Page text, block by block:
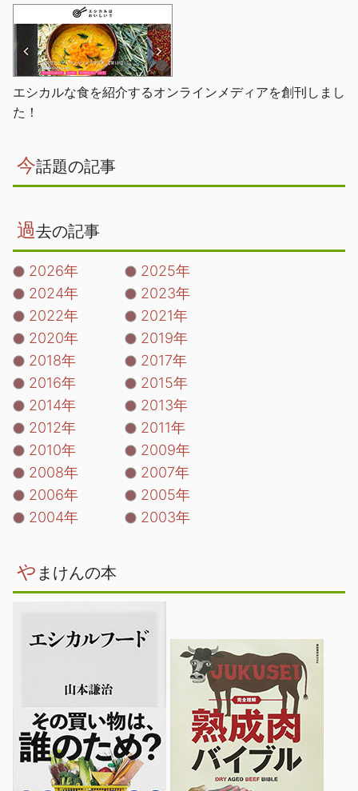
エシカルな食を紹介するオンラインメディアを創刊しまし
た！
今話題の記事
過去の記事
2026年
2025年
2024年
2023年
2022年
2021年
2020年
2019年
2018年
2017年
2016年
2015年
2014年
2013年
2012年
2011年
2010年
2009年
2008年
2007年
2006年
2005年
2004年
2003年
や まけんの本